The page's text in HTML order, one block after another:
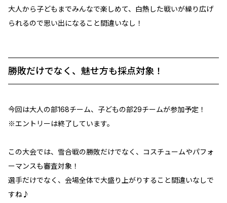
大人から子どもまでみんなで楽しめて、白熱した戦いが繰り広げ
られるので思い出になること間違いなし！
勝敗だけでなく、魅せ方も採点対象！
今回は大人の部168チーム、子どもの部29チームが参加予定！
※エントリーは終了しています。
この大会では、雪合戦の勝敗だけでなく、コスチュームやパフォ
ーマンスも審査対象！
選手だけでなく、会場全体で大盛り上がりすること間違いなしで
すね♪